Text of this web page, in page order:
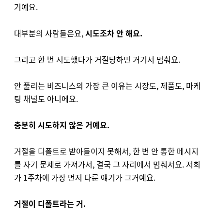
거예요.
대부분의 사람들은요,시도조차 안 해요.
그리고 한 번 시도했다가 거절당하면 거기서 멈춰요.
안 풀리는 비즈니스의 가장 큰 이유는 시장도, 제품도, 마케
팅 채널도 아니에요.
충분히 시도하지 않은 거예요.
거절을 디폴트로 받아들이지 못해서, 한 번 안 통한 메시지
를 자기 문제로 가져가서, 결국 그 자리에서 멈춰서요. 저희
가 1주차에 가장 먼저 다룬 얘기가 그거예요.
거절이 디폴트라는 거.